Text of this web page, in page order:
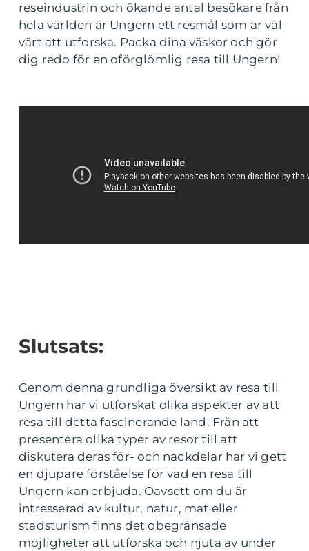
reseindustrin och ökande antal besökare från
hela världen är Ungern ett resmål som är väl
värt att utforska. Packa dina väskor och gör
dig redo för en oförglömlig resa till Ungern!
Slutsats:
Genom denna grundliga översikt av resa till
Ungern har vi utforskat olika aspekter av att
resa till detta fascinerande land. Från att
presentera olika typer av resor till att
diskutera deras för- och nackdelar har vi gett
en djupare förståelse för vad en resa till
Ungern kan erbjuda. Oavsett om du är
intresserad av kultur, natur, mat eller
stadsturism finns det obegränsade
möjligheter att utforska och njuta av under